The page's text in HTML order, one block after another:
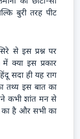
बुरी तरह पीट
से इस प्रश्न पर
क्या इस प्रकार
सदा ही यह राग
तथ्य इस बात का
कभी शांत मन से
का है और सभी का